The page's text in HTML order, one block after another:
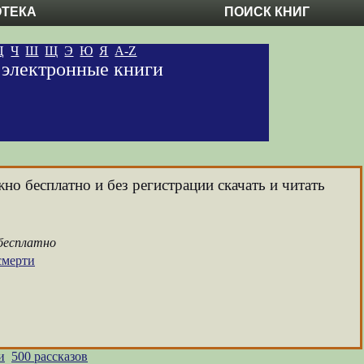
ПОИСК КНИГ
Ч Ш Щ Э Ю Я A-Z
книги
бесплатно и без регистрации скачать и читать
500 рассказов